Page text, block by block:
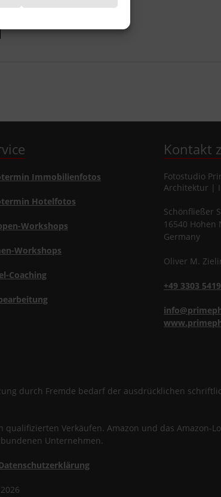
Immobilienfotos
Hotelfotos
Workshops
Workshops
Coaching
Kontakt
Fotostudio
Architektur |
Schönfließer
16540 Hohen
Germany
Oliver M.
+49 3303
durch Fremde bedarf der ausdrücklichen
Verkäufen. Amazon und das Amazon-
Unternehmen.